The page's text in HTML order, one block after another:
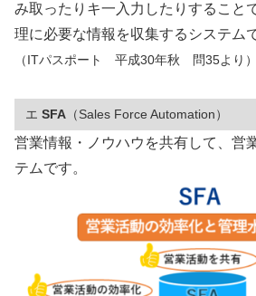
み取ったりキ一入力したりすること
理に必要な情報を収集するシステム
（ITパスポート 平成30年秋 問35より）
エ SFA （Sales Force Automation）
営業情報・ノウハウを共有して、営
テムです。